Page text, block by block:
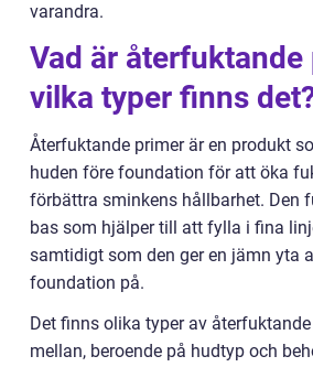
varandra.
Vad är
vilka typer finns
Återfuktande primer är en produkt
huden före foundation för att öka
förbättra sminkens hållbarhet. Den
bas som hjälper till att fylla i fina
samtidigt som den ger en jämn yta
foundation på.
Det finns olika typer av
mellan, beroende på hudtyp och